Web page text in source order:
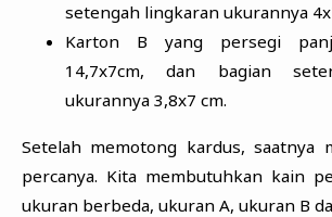
setengah lingkaran ukurannya
Karton B yang persegi
14,7x7cm, dan bagian
ukurannya 3,8x7 cm.
Setelah memotong kardus, saatnya
percanya. Kita membutuhkan kain
ukuran berbeda, ukuran A, ukuran B